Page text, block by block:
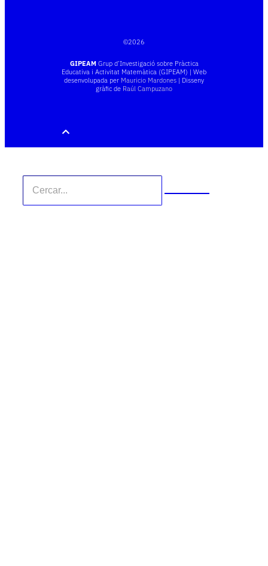
©2026
GIPEAMGrup d’Investigació sobre Pràctica
Educativa i Activitat Matemàtica (GIPEAM) | Web
desenvolupada per Mauricio Mardones | Disseny
gràfic de Raúl Campuzano